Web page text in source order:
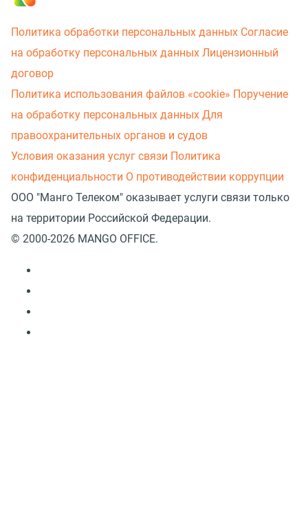
Политика обработки персональных данных Согласие
на обработку персональных данных Лицензионный
договор
Политика использования файлов «cookie» Поручение
на обработку персональных данных Для
правоохранительных органов и судов
Условия оказания услуг связи Политика
конфиденциальности О противодействии коррупции
ООО "Манго Телеком" оказывает услуги связи только
на территории Российской Федерации.
© 2000-2026 MANGO OFFICE.